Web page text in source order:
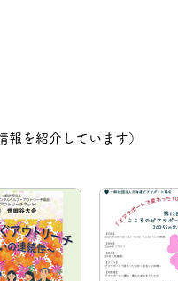
報を紹介しています）